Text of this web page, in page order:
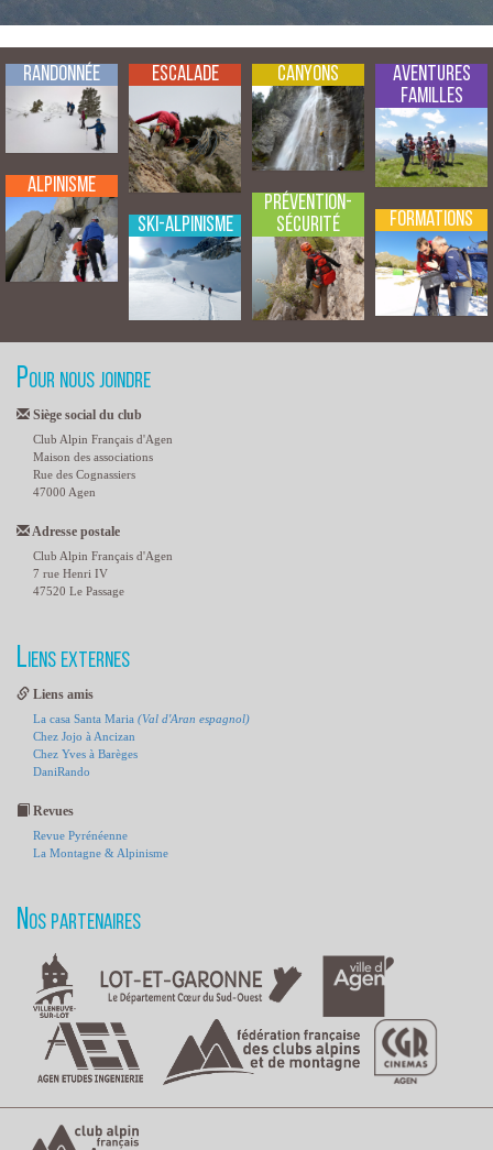
Randonnée
Alpinisme
Escalade
Ski-Alpinisme
Canyons
Prévention-
Sécurité
Aventures
Familles
Formations
Pour nous joindre
Siège social du club
Club Alpin Français d'Agen
Maison des associations
Rue des Cognassiers
47000 Agen
Adresse postale
Club Alpin Français d'Agen
7 rue Henri IV
47520 Le Passage
Liens externes
Liens amis
La casa Santa Maria (Val d'Aran espagnol)
Chez Jojo à Ancizan
Chez Yves à Barèges
DaniRando
Revues
Revue Pyrénéenne
La Montagne & Alpinisme
Nos partenaires